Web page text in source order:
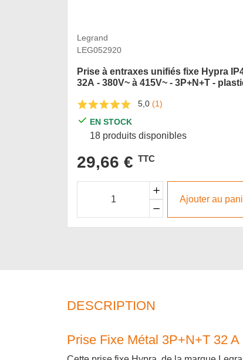
Legrand
LEG052920
Prise à entraxes unifiés fixe Hypra
32A - 380V~ à 415V~ - 3P+N+T -
5,0 (1)
EN STOCK
18 produits disponibles
29,66 € TTC
Ajouter au
DESCRIPTION
Prise Fixe Métal 3P+N+T 32